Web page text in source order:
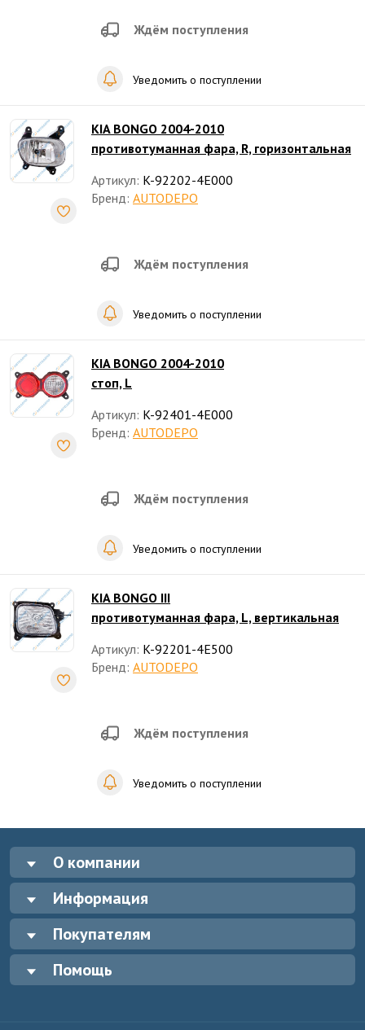
Ждём поступления
Уведомить о поступлении
KIA BONGO 2004-2010
противотуманная фара, R, горизонтальная
Артикул: K-92202-4E000
Бренд: AUTODEPO
Ждём поступления
Уведомить о поступлении
KIA BONGO 2004-2010
стоп, L
Артикул: K-92401-4E000
Бренд: AUTODEPO
Ждём поступления
Уведомить о поступлении
KIA BONGO III
противотуманная фара, L, вертикальная
Артикул: K-92201-4E500
Бренд: AUTODEPO
Ждём поступления
Уведомить о поступлении
О компании
Информация
Покупателям
Помощь